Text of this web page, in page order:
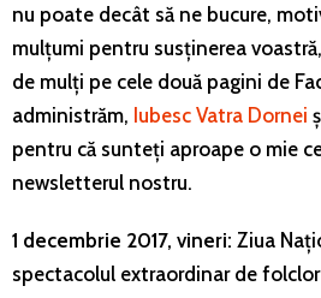
nu poate decât să ne bucure,
mulțumi pentru susținerea
de mulți pe cele două pagini de
administrăm, Iubesc Vatra Dornei
pentru că sunteți aproape o mie
newsletterul nostru.
1 decembrie 2017, vineri: Ziua
spectacolul extraordinar de